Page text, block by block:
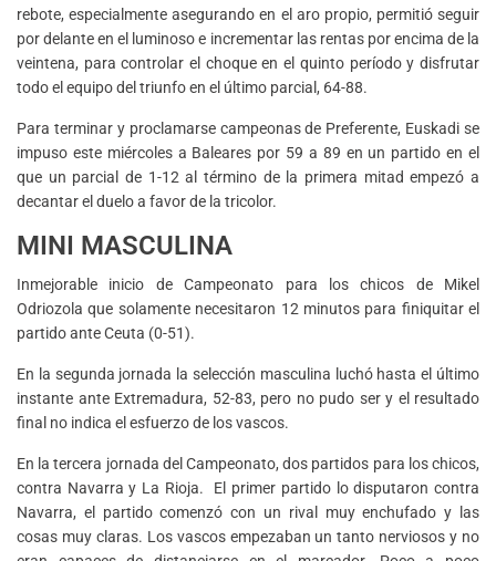
rebote, especialmente asegurando en el aro propio, permitió seguir
por delante en el luminoso e incrementar las rentas por encima de la
veintena, para controlar el choque en el quinto período y disfrutar
todo el equipo del triunfo en el último parcial, 64-88.
Para terminar y proclamarse campeonas de Preferente, Euskadi se
impuso este miércoles a Baleares por 59 a 89 en un partido en el
que un parcial de 1-12 al término de la primera mitad empezó a
decantar el duelo a favor de la tricolor.
MINI MASCULINA
Inmejorable inicio de Campeonato para los chicos de Mikel
Odriozola que solamente necesitaron 12 minutos para finiquitar el
partido ante Ceuta (0-51).
En la segunda jornada la selección masculina luchó hasta el último
instante ante Extremadura, 52-83, pero no pudo ser y el resultado
final no indica el esfuerzo de los vascos.
En la tercera jornada del Campeonato, dos partidos para los chicos,
contra Navarra y La Rioja. El primer partido lo disputaron contra
Navarra, el partido comenzó con un rival muy enchufado y las
cosas muy claras. Los vascos empezaban un tanto nerviosos y no